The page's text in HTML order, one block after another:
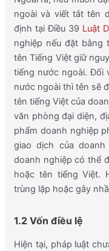
ngoài và viết tắt tên
định tại Điều 39 Luật
nghiệp nếu đặt bằng
tên Tiếng Việt giữ
tiếng nước ngoài. Đối
nước ngoài thì tên sẽ
tên tiếng Việt của
văn phòng đại diện,
phẩm doanh nghiệp
giao dịch của
doanh nghiệp có thể
hoặc tên tiếng Việt.
trùng lặp hoặc gây
1.2 Vốn điều lệ
Hiện tại, pháp luật